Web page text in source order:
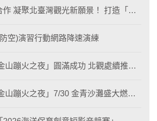
作 凝聚北臺灣觀光新願景！ 打造「生
空)演習行動網路降速演練
火之夜」圓滿成功 北觀處續推照
山蹦火之夜」7/30 金青沙灘盛大燃